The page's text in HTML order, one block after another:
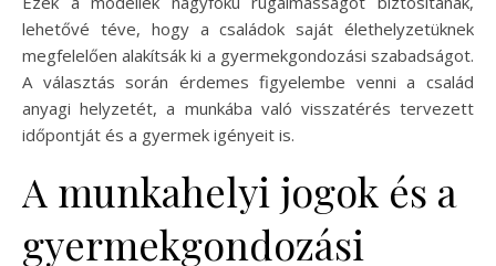
lehetővé téve, hogy a családok saját élethelyzetüknek
megfelelően alakítsák ki a gyermekgondozási szabadságot.
A választás során érdemes figyelembe venni a család
anyagi helyzetét, a munkába való visszatérés tervezett
időpontját és a gyermek igényeit is.
A munkahelyi jogok és a
gyermekgondozási